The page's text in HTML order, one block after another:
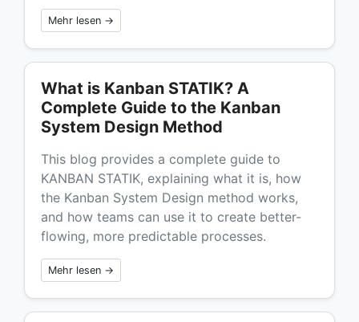
Mehr lesen →
What is Kanban STATIK? A
Complete Guide to the Kanban
System Design Method
This blog provides a complete guide to
KANBAN STATIK, explaining what it is, how
the Kanban System Design method works,
and how teams can use it to create better-
flowing, more predictable processes.
Mehr lesen →